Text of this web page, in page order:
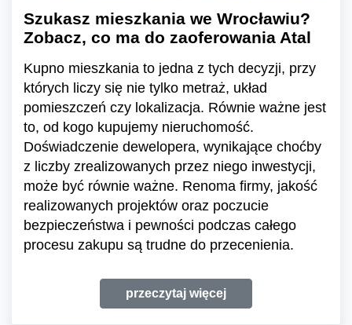
Szukasz mieszkania we Wrocławiu?
Zobacz, co ma do zaoferowania Atal
Kupno mieszkania to jedna z tych decyzji, przy
których liczy się nie tylko metraż, układ
pomieszczeń czy lokalizacja. Równie ważne jest
to, od kogo kupujemy nieruchomość.
Doświadczenie dewelopera, wynikające choćby
z liczby zrealizowanych przez niego inwestycji,
może być równie ważne. Renoma firmy, jakość
realizowanych projektów oraz poczucie
bezpieczeństwa i pewności podczas całego
procesu zakupu są trudne do przecenienia.
przeczytaj więcej